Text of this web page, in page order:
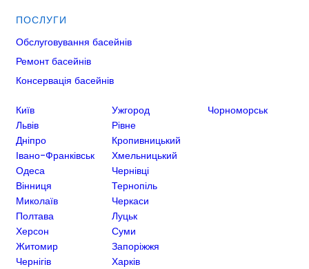
ПОСЛУГИ
Обслуговування басейнів
Ремонт басейнів
Консервація басейнів
Київ
Львів
Дніпро
Івано-Франківськ
Одеса
Вінниця
Миколаїв
Полтава
Херсон
Житомир
Чернігів
Ужгород
Рівне
Кропивницький
Хмельницький
Чернівці
Тернопіль
Черкаси
Луцьк
Суми
Запоріжжя
Харків
Чорноморськ